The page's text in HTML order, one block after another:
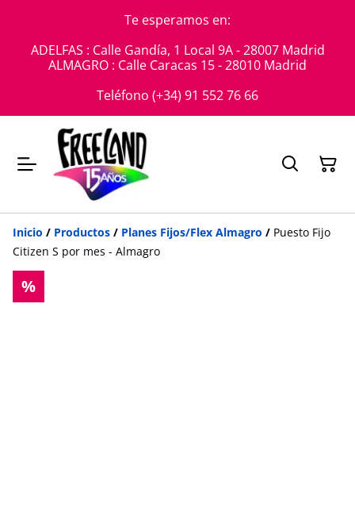
Te esperamos en:
ADELFAS : Calle Gandía, 1 Local 9A - 28007 Madrid
ALMAGRO : Calle Caracas 15 - 28010 Madrid
Teléfono (+34) 91 552 76 66
Inicio / Productos / Planes Fijos/Flex Almagro / Puesto Fijo
Citizen S por mes - Almagro
%